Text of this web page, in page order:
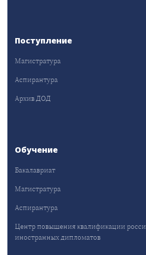
Поступление
Магистратура
Аспирантура
Архив ДОД
Обучение
Бакалавриат
Магистратура
Аспирантура
Центр повышения квалификации
иностранных дипломатов